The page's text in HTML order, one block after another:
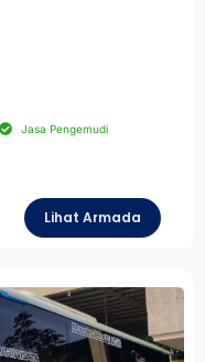
Jasa Pengemudi
Lihat Armada